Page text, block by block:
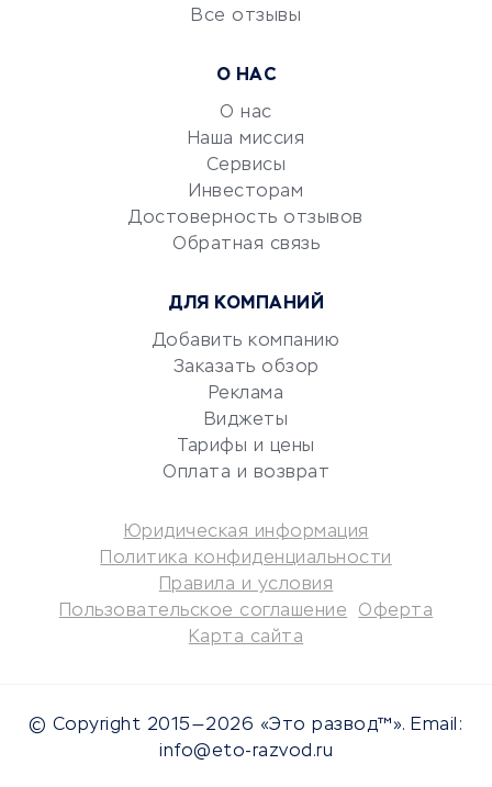
УСЛУГИ ДЛЯ БИЗНЕСА
документооборот
Юридические компании
Аудиторские компании
Бухгалтерия онлайн
Потребительские кредиты
Кредитные карты
Дебетовые карты
Микрофинансовые
Улучшение кредитной
Все отзывы
О НАС
О нас
Наша миссия
Сервисы
Инвесторам
Достоверность отзывов
Обратная связь
ДЛЯ КОМПАНИЙ
Добавить компанию
Заказать обзор
Реклама
Виджеты
Тарифы и цены
Оплата и возврат
Юридическая информация
Политика конфиденциальности
Правила и условия
Пользовательское соглашение
Оферта
Карта сайта
© Copyright 2015—2026 «Это развод™». Email:
info@eto-razvod.ru